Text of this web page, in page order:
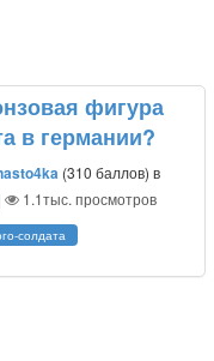
фигура
в германии?
(310 баллов) в
| 1.1тыс. просмотров
солдата